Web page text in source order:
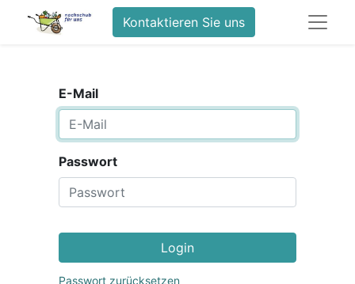
Kontaktieren Sie uns
E-Mail
Passwort
Login
Passwort zurücksetzen